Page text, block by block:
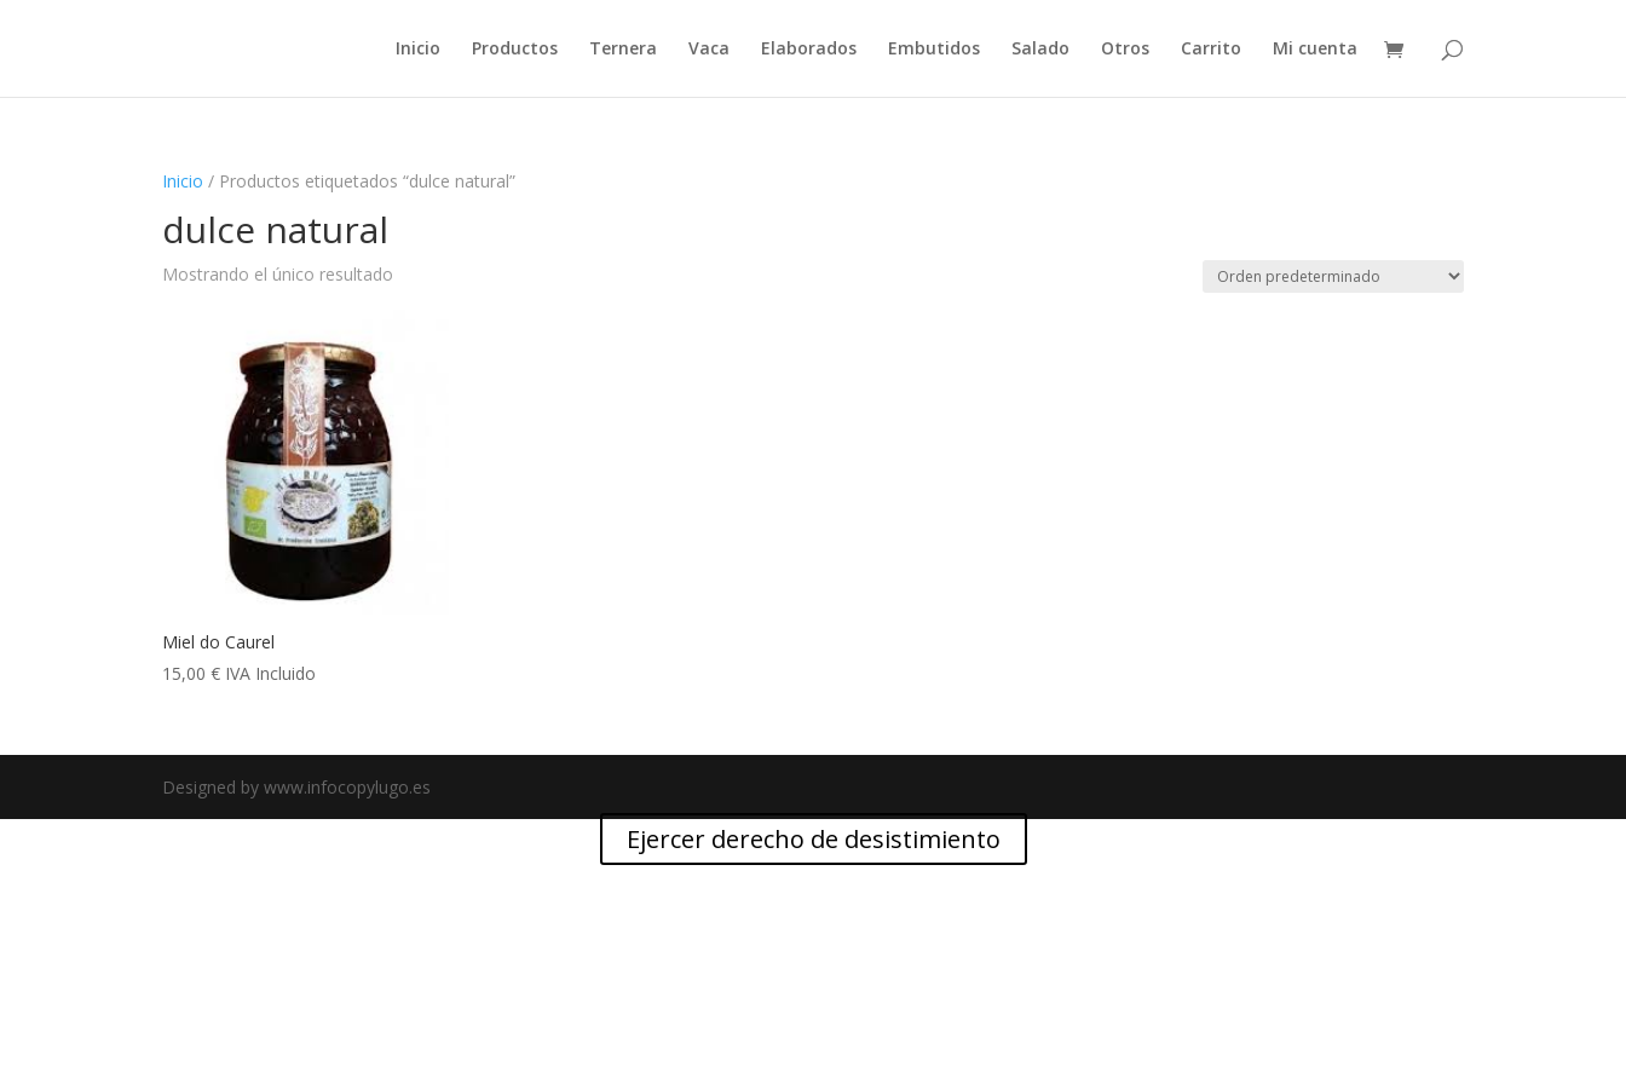
Inicio Productos Ternera Vaca Elaborados Embutidos Salado Otros Carrito Mi cuenta
Inicio / Productos etiquetados “dulce natural”
dulce natural
Mostrando el único resultado
Miel do Caurel
15,00€ IVA Incluido
Designed by www.infocopylugo.es
Ejercer derecho de desistimiento